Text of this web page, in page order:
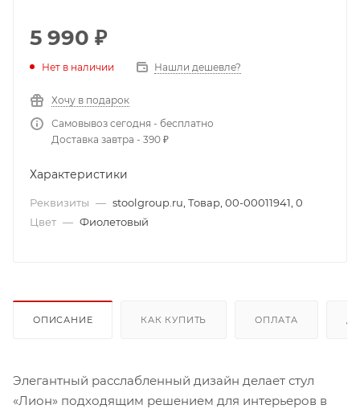
5 990 ₽
Нет в наличии Нашли дешевле?
Хочу в подарок
Самовывоз сегодня - бесплатно
Доставка завтра - 390 ₽
Характеристики
Реквизиты — stoolgroup.ru, Товар, 00-00011941, 0
Цвет — Фиолетовый
ОПИСАНИЕ КАК КУПИТЬ ОПЛАТА
Элегантный расслабленный дизайн делает стул
«Лион» подходящим решением для интерьеров в